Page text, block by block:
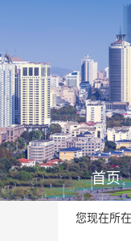
首页
您现在所